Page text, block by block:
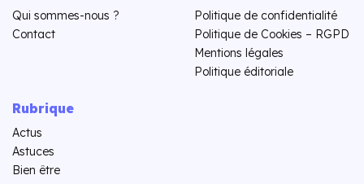
Qui sommes-nous ?
Contact
Politique de confidentialité
Politique de Cookies – RGPD
Mentions légales
Politique éditoriale
Rubrique
Actus
Astuces
Bien être